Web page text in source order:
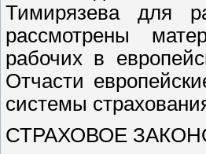
Тимирязева для
рассмотрены
рабочих в
Отчасти
системы
СТРАХОВОЕ